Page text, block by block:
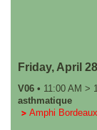
Friday, April
V06 • 11:00 AM >
asthmatique
Amphi Bordeaux